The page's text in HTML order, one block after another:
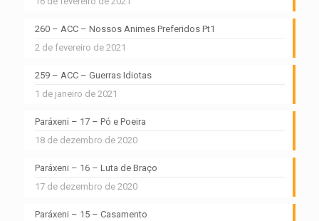
260 – ACC – Nossos Animes Preferidos Pt1
2 de fevereiro de 2021
259 – ACC – Guerras Idiotas
1 de janeiro de 2021
Paráxeni – 17 – Pó e Poeira
18 de dezembro de 2020
Paráxeni – 16 – Luta de Braço
17 de dezembro de 2020
Paráxeni – 15 – Casamento